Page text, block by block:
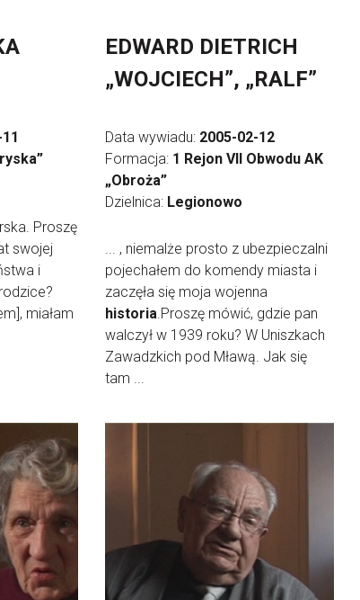
Proszę
swojej
i
miałam
EDWARD DIETRICH
„WOJCIECH”, „RALF”
Data wywiadu: 2005-02-12
Formacja: 1 Rejon VII Obwodu AK
„Obroża”
Dzielnica: Legionowo
... , niemalże prosto z ubezpieczalni
pojechałem do komendy miasta i
zaczęła się moja wojenna
historia.Proszę mówić, gdzie pan
walczył w 1939 roku? W Uniszkach
Zawadzkich pod Mławą. Jak się
tam ...